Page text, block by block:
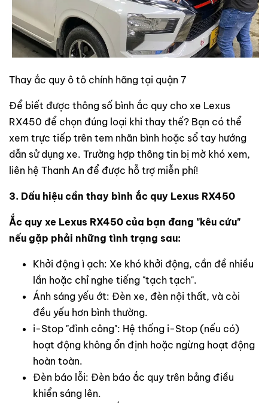
Thay ắc quy ô tô chính hãng tại quận 7
Để biết được thông số bình ắc quy cho xe Lexus
RX450 để chọn đúng loại khi thay thế? Bạn có thể
xem trực tiếp trên tem nhãn bình hoặc sổ tay hướng
dẫn sử dụng xe. Trường hợp thông tin bị mờ khó xem,
liên hệ Thanh An để được hỗ trợ miễn phí!
3. Dấu hiệu cần thay bình ắc quy Lexus RX450
Ắc quy xe Lexus RX450 của bạn đang "kêu cứu"
nếu gặp phải những tình trạng sau:
Khởi động ì ạch: Xe khó khởi động, cần đề nhiều
lần hoặc chỉ nghe tiếng "tạch tạch".
Ánh sáng yếu ớt: Đèn xe, đèn nội thất, và còi
đều yếu hơn bình thường.
i-Stop "đình công": Hệ thống i-Stop (nếu có)
hoạt động không ổn định hoặc ngừng hoạt động
hoàn toàn.
Đèn báo lỗi: Đèn báo ắc quy trên bảng điều
khiển sáng lên.